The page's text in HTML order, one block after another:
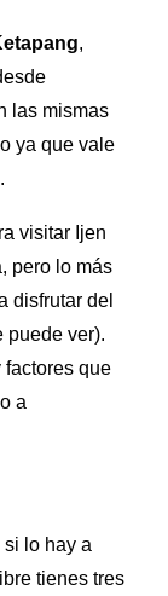
,
las mismas
ya que vale
visitar Ijen
pero lo más
disfrutar del
puede ver).
factores que
a
lo hay a
tienes tres